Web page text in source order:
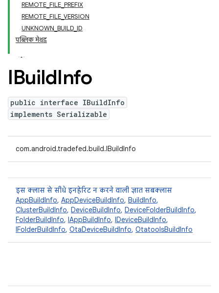
REMOTE_FILE_PREFIX
REMOTE_FILE_VERSION
UNKNOWN_BUILD_ID
पब्लिक मेथड
IBuildInfo
public interface IBuildInfo
implements Serializable
com.android.tradefed.build.IBuildInfo
इस क्लास से सीधे इनहेरिट न करने वाली ज्ञात सबक्लास
AppBuildInfo, AppDeviceBuildInfo, BuildInfo,
ClusterBuildInfo, DeviceBuildInfo, DeviceFolderBuildInfo,
FolderBuildInfo, IAppBuildInfo, IDeviceBuildInfo,
IFolderBuildInfo, OtaDeviceBuildInfo, OtatoolsBuildInfo